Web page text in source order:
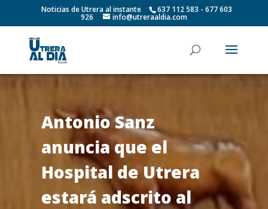
Noticias de Utrera al instante 637 112 583 - 677 603
926 info@utreraaldia.com
Antonio Sanz
anuncia que el
Hospital de Utrera
estará adscrito al